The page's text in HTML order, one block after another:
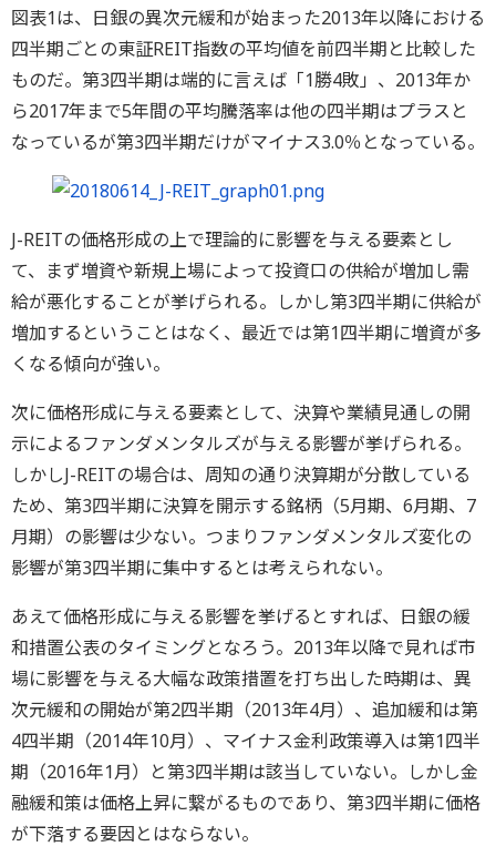
図表1は、日銀の異次元緩和が始まった2013年以降における
四半期ごとの東証REIT指数の平均値を前四半期と比較した
ものだ。第3四半期は端的に言えば「1勝4敗」、2013年か
ら2017年まで5年間の平均騰落率は他の四半期はプラスと
なっているが第3四半期だけがマイナス3.0％となっている。
J-REITの価格形成の上で理論的に影響を与える要素とし
て、まず増資や新規上場によって投資口の供給が増加し需
給が悪化することが挙げられる。しかし第3四半期に供給が
増加するということはなく、最近では第1四半期に増資が多
くなる傾向が強い。
次に価格形成に与える要素として、決算や業績見通しの開
示によるファンダメンタルズが与える影響が挙げられる。
しかしJ-REITの場合は、周知の通り決算期が分散している
ため、第3四半期に決算を開示する銘柄（5月期、6月期、7
月期）の影響は少ない。つまりファンダメンタルズ変化の
影響が第3四半期に集中するとは考えられない。
あえて価格形成に与える影響を挙げるとすれば、日銀の緩
和措置公表のタイミングとなろう。2013年以降で見れば市
場に影響を与える大幅な政策措置を打ち出した時期は、異
次元緩和の開始が第2四半期（2013年4月）、追加緩和は第
4四半期（2014年10月）、マイナス金利政策導入は第1四半
期（2016年1月）と第3四半期は該当していない。しかし金
融緩和策は価格上昇に繋がるものであり、第3四半期に価格
が下落する要因とはならない。